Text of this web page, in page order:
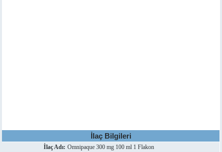
İlaç Bilgileri
İlaç Adı: Omnipaque 300 mg 100 ml 1 Flakon